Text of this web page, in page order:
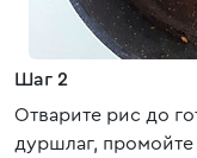
Шаг 2
Отварите рис до
дуршлаг,